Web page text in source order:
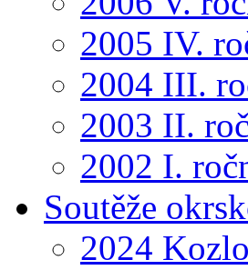
2005 IV.
2004 III.
2003 II.
2002 I.
Soutěže
2024